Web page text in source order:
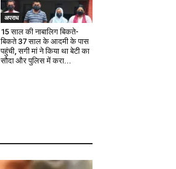
अपराध
15 साल की नाबालिग बिकते-
बिकते 37 साल के आदमी के पास
पहुंची, सगी मां ने किया था बेटी का
सौदा और पुलिस में करा...